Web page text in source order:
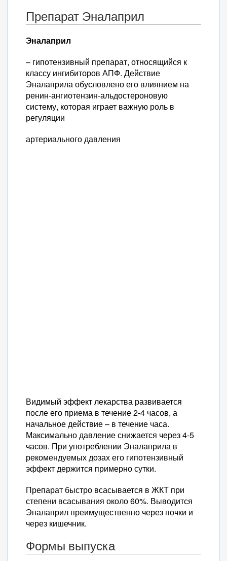
Препарат Эналаприл
Эналаприл
– гипотензивный препарат, относящийся к
классу ингибиторов АПФ. Действие
Эналаприла обусловлено его влиянием на
ренин-ангиотензин-альдостероновую
систему, которая играет важную роль в
регуляции
артериального давления
Видимый эффект лекарства развивается
после его приема в течение 2-4 часов, а
начальное действие – в течение часа.
Максимально давление снижается через 4-5
часов. При употреблении Эналаприла в
рекомендуемых дозах его гипотензивный
эффект держится примерно сутки.
Препарат быстро всасывается в ЖКТ при
степени всасывания около 60%. Выводится
Эналаприл преимущественно через почки и
через кишечник.
Формы выпуска